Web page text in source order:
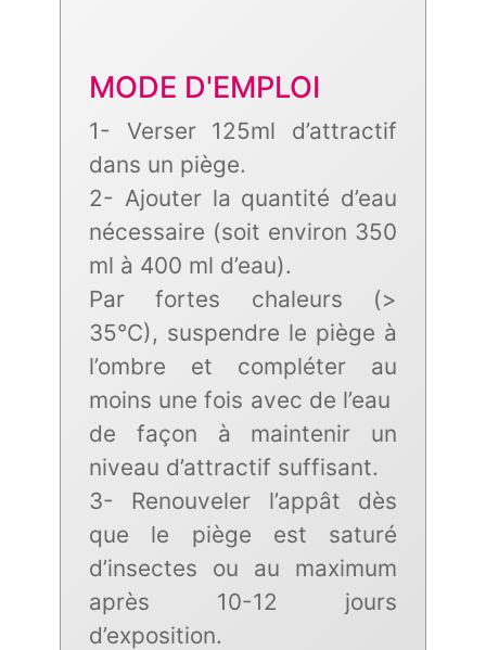
MODE D'EMPLOI
1- Verser 125ml d’attractif
dans un piège.
2- Ajouter la quantité d’eau
nécessaire (soit environ 350
ml à 400 ml d’eau).
Par fortes chaleurs (>
35°C), suspendre le piège à
l’ombre et compléter au
moins une fois avec de l’eau
de façon à maintenir un
niveau d’attractif suffisant.
3- Renouveler l’appât dès
que le piège est saturé
d’insectes ou au maximum
après 10-12 jours
d’exposition.